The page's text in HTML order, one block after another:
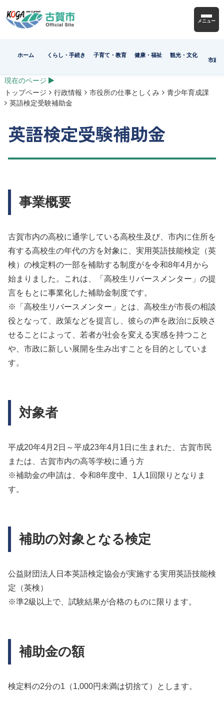
メニュー
ホーム くらし・手続き 子育て・教育 健康・福祉
観光・文化
市政
現在のページ
トップページ
行政情報 市役所の仕事としくみ
青少年育成課
英語検定受験補助金
英語検定受験補助金
事業概要
古賀市内の高校に通学している高校生及び、市内に住所を
有する高校生の年代の方を対象に、実用英語技能検定（英
検）の検定料の一部を補助する制度がを令和8年4月から
始まりました。これは、「高校生リバースメンター」の提
言をもとに事業化した補助金制度です。
※「高校生リバースメンター」とは、高校生が市長の相談
役となって、政策などを提言し、彼らの声を政治に反映さ
せることによって、若者が社会を変える実感を持つこと
や、市政に新しい展開を生み出すことを目的としていま
す。
対象者
平成20年4月2日～平成23年4月1日に生まれた、古賀市民
または、古賀市内の高等学校に通う方
※補助金の申請は、令和8年度中、1人1回限りとなりま
す。
補助の対象となる検定
公益財団法人日本英語検定協会が実施する実用英語技能検
定（英検）
※準2級以上で、試験結果が合格のものに限ります。
補助金の額
検定料の2分の1（1,000円未満は切捨て）とします。